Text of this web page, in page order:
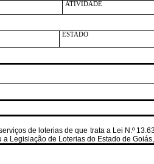
ATIVIDADE
ESTADO
de loterias de que trata a Lei N.º
Legislação de Loterias do Estado de